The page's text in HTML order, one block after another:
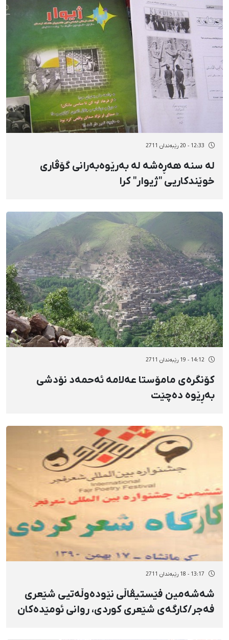
12:33 - 20 رێبەندان 2711
لە سنە هەڕەشە لە بەرێوەبەرانی گۆڤاری
خوێندكاریی "ژیوار" كرا
14:12 - 19 رێبەندان 2711
كۆنگرەی مامۆستا عەلامە ئەحمەد نۆدشی
بەڕێوە دەچێت
13:17 - 18 رێبەندان 2711
شەشەمین فێستیڤاڵی نێودەوڵەتیی شێعری
فەجر/كارگەی شێعری كوردی، روانی ئومێدەكان